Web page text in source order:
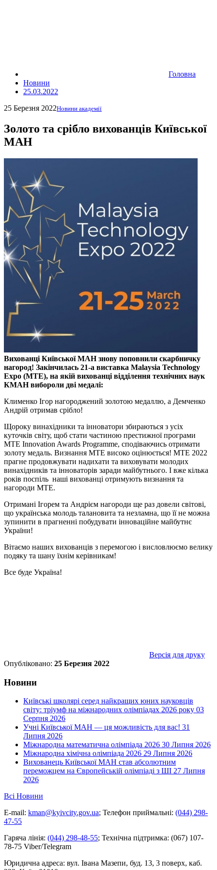
Головна
Новини
25.03.2022
25 Березня 2022Новини академії
Золото та срібло вихованців Київської
МАН
Вихованці Київської МАН знову поповнили скарбничку
нагород! Закінчилась 21-а виставка Malaysia Technology
Expo (MTE), на якій вихованці відділення технічних наук
КМАН вибороли дві медалі:
Клименко Ігор нагороджений золотою медаллю, а Демченко
Андрій отримав срібло!
Щороку винахідники та інноватори збираються з усіх
куточків світу, щоб стати частиною престижної програми
MTE Innovation Awards Programme, сподіваючись отримати
золоту медаль. Визнання MTE високо оцінюється! MTE 2022
прагне продовжувати надихати та виховувати молодих
винахідників та інноваторів заради майбутнього. І вже кілька
років поспіль наші вихованці отримують визнання та
нагороди МТЕ.
Отримані Ігорем та Андрієм нагороди ще раз довели світові,
що українська молодь талановита та незламна, що її не можна
зупинити в прагненні побудувати інноваційне майбутнє
України!
Вітаємо наших вихованців з перемогою і висловлюємо велику
подяку та шану їхнім керівникам!
Все буде Україна!
Версія для друку
Опубліковано: 25 Березня 2022
Новини
Київські школярі серед найкращих юних науковців
світу: тріумф на міжнародних олімпіадах 2026 року 03
Серпня 2026
Учні Київської МАН — ця можливість для вас! 31
Липня 2026
Міжнародна математична олімпіада 2026 30 Липня 2026
Міжнародна хімічна олімпіада 2026 29 Липня 2026
Вихованець Київської МАН став абсолютним
переможцем на Європейській олімпіаді з ШІ 27 Липня
2026
Всі Новини
E-mail: kman@kyivcity.gov.ua; Телефон приймальні: (044) 298-
47-55
Гаряча лінія: (044) 298-48-55; Технічна підтримка: (067) 107-
78-75 Viber/Telegram
Юридична адреса: вул. Івана Мазепи, буд. 13, 3 поверх, каб.